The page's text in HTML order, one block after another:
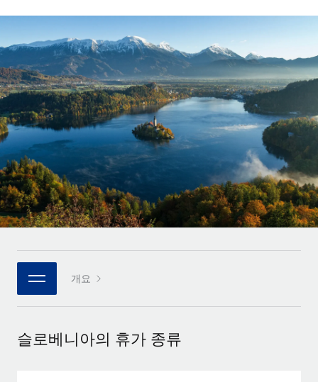
PEO
복잡한 고용 업무를 아웃소싱
인프라
Remote 통합
HR을 워크플로에 매끄럽게 통합
플랫폼
팀을 위한 통합된 핵심 HR 기능
연결 새로운
통합
핵심 비즈니스 도구로 프로세스를 간소화
전문가 상담
성장 단계
스타트업
성장하는 기업을 위한 민첩한 글로벌 HR 및 급여 솔루션
중견기업
맞춤형 HR 솔루션으로 팀 확장
엔터프라이즈
대기업을 위한 글로벌 HR
REMOTE 파트너 되기
플랫폼에 글로벌 HR을 유연하게 통합
Remote와의 파트너십 기회 탐색
Remote Build 곧 제공 예정
REMOTE와 함께 배우기
리서치 및 가이드
사례 연구
HR 용어집
체크리스트 및 템플릿
직무 설명 라이브러리
이벤트
급여 및 인재 인사이트
Nederlands
Français
Deutsch
Español
Italiano
Português (Portugal)
한국어
개요
슬로베니아의 휴가 종류